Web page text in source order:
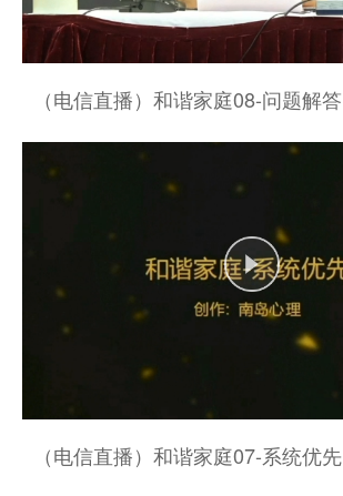
（电信直播）和谐家庭08-问题解答
（电信直播）和谐家庭07-系统优先